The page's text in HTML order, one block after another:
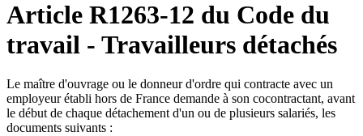
Article R1263-12 du Code du
travail - Travailleurs détachés
Le maître d'ouvrage ou le donneur d'ordre qui contracte avec un
employeur établi hors de France demande à son cocontractant, avant
le début de chaque détachement d'un ou de plusieurs salariés, les
documents suivants :